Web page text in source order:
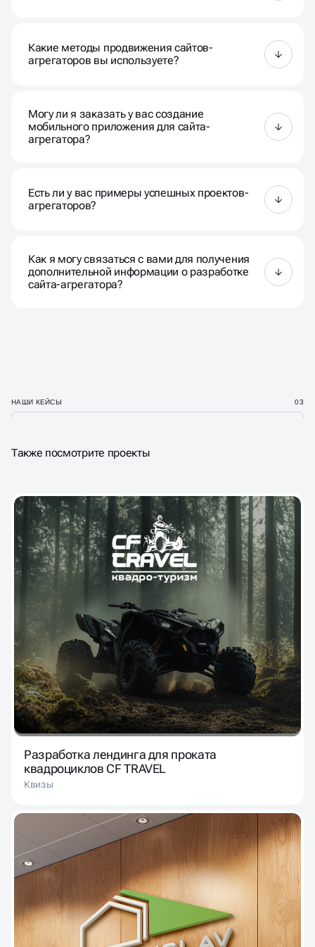
атак и регулярные обновления протоколов
безопасности.
Какие методы продвижения сайтов-
агрегаторов вы используете?
контекстную рекламу, SMM и другие эффективные
методы.
Могу ли я заказать у вас создание
мобильного приложения для сайта-
агрегатора?
агрегаторов.
Есть ли у вас примеры успешных проектов-
агрегаторов?
эффективность нашей работы.
Как я могу связаться с вами для получения
дополнительной информации о разработке
сайта-агрегатора?
НАШИ КЕЙСЫ 03
Также посмотрите проекты
Разработка лендинга для проката
квадроциклов CF TRAVEL
Квизы